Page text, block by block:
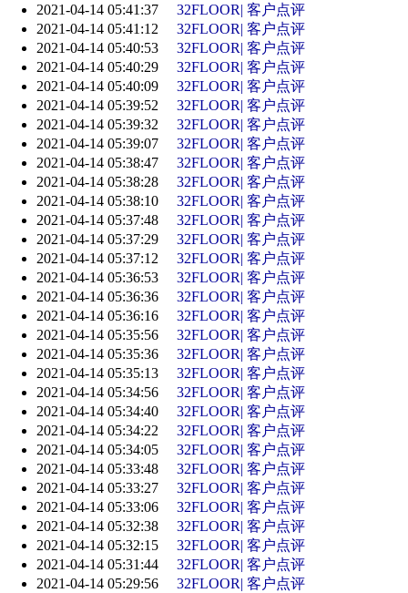
2021-04-14 05:41:37
32FLOOR| 客户点评
2021-04-14 05:41:12
32FLOOR| 客户点评
2021-04-14 05:40:53
32FLOOR| 客户点评
2021-04-14 05:40:29
32FLOOR| 客户点评
2021-04-14 05:40:09
32FLOOR| 客户点评
2021-04-14 05:39:52
32FLOOR| 客户点评
2021-04-14 05:39:32
32FLOOR| 客户点评
2021-04-14 05:39:07
32FLOOR| 客户点评
2021-04-14 05:38:47
32FLOOR| 客户点评
2021-04-14 05:38:28
32FLOOR| 客户点评
2021-04-14 05:38:10
32FLOOR| 客户点评
2021-04-14 05:37:48
32FLOOR| 客户点评
2021-04-14 05:37:29
32FLOOR| 客户点评
2021-04-14 05:37:12
32FLOOR| 客户点评
2021-04-14 05:36:53
32FLOOR| 客户点评
2021-04-14 05:36:36
32FLOOR| 客户点评
2021-04-14 05:36:16
32FLOOR| 客户点评
2021-04-14 05:35:56
32FLOOR| 客户点评
2021-04-14 05:35:36
32FLOOR| 客户点评
2021-04-14 05:35:13
32FLOOR| 客户点评
2021-04-14 05:34:56
32FLOOR| 客户点评
2021-04-14 05:34:40
32FLOOR| 客户点评
2021-04-14 05:34:22
32FLOOR| 客户点评
2021-04-14 05:34:05
32FLOOR| 客户点评
2021-04-14 05:33:48
32FLOOR| 客户点评
2021-04-14 05:33:27
32FLOOR| 客户点评
2021-04-14 05:33:06
32FLOOR| 客户点评
2021-04-14 05:32:38
32FLOOR| 客户点评
2021-04-14 05:32:15
32FLOOR| 客户点评
2021-04-14 05:31:44
32FLOOR| 客户点评
2021-04-14 05:29:56
32FLOOR| 客户点评